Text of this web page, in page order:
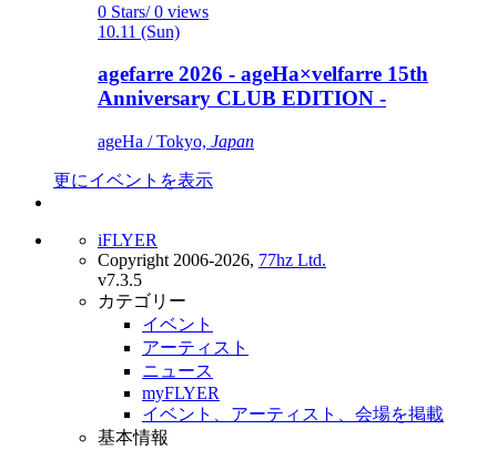
0 Stars/ 0 views
10.11 (Sun)
agefarre 2026 - ageHa×velfarre 15th
Anniversary CLUB EDITION -
ageHa / Tokyo, Japan
更にイベントを表示
iFLYER
Copyright 2006-2026, 77hz Ltd.
v7.3.5
カテゴリー
イベント
アーティスト
ニュース
myFLYER
イベント、アーティスト、会場を掲載
基本情報